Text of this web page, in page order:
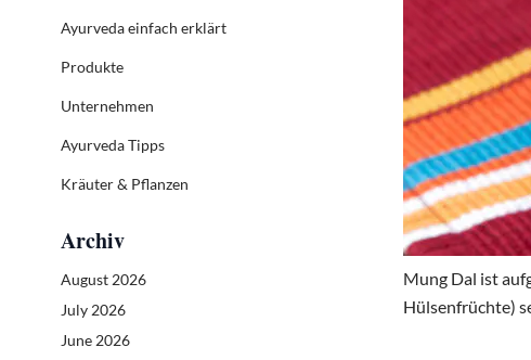
Ayurveda einfach erklärt
Produkte
Unternehmen
Ayurveda Tipps
Kräuter & Pflanzen
Archiv
August 2026
July 2026
June 2026
Mung Dal ist
Hülsenfrüchte)